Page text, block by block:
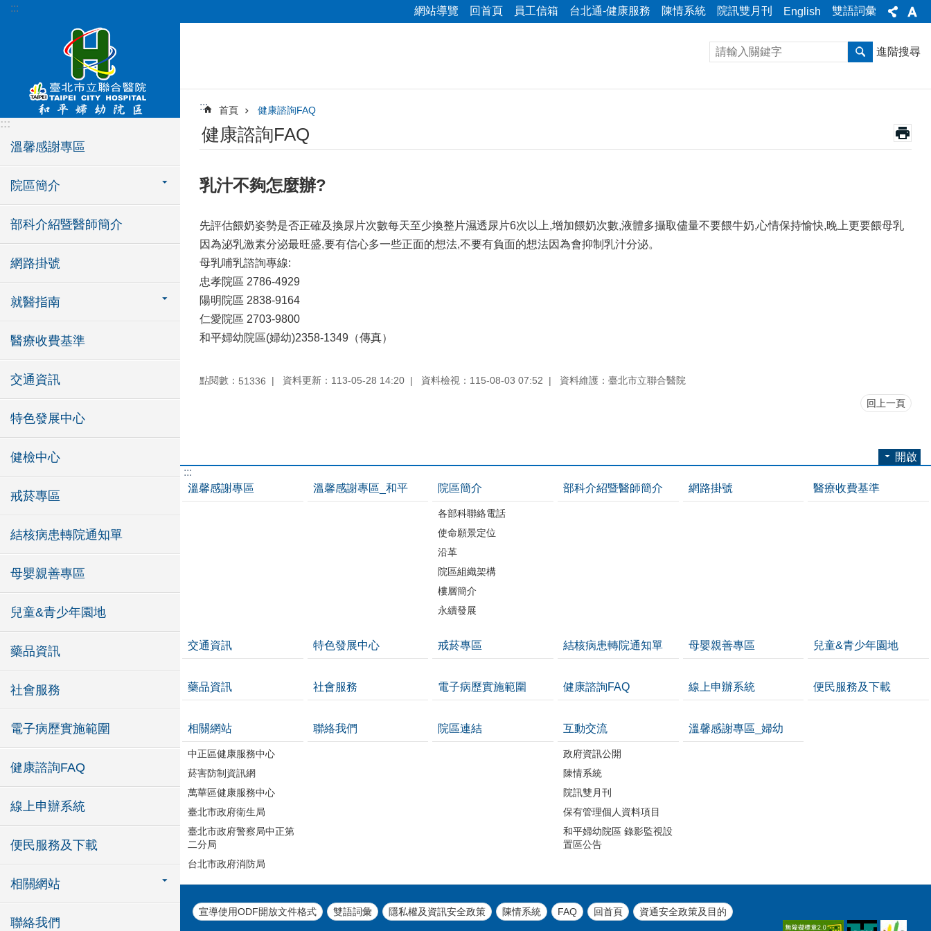
跳到主要內容區塊
::: 網站導覽 回首頁 員工信箱 台北通-健康服務 陳情系統 院訊雙月刊 English 雙語詞彙
:::
溫馨感謝專區
院區簡介
部科介紹暨醫師簡介
網路掛號
就醫指南
醫療收費基準
交通資訊
特色發展中心
健檢中心
戒菸專區
結核病患轉院通知單
母嬰親善專區
兒童&青少年園地
藥品資訊
社會服務
電子病歷實施範圍
健康諮詢FAQ
線上申辦系統
便民服務及下載
相關網站
聯絡我們
進階搜尋
::: 首頁 健康諮詢FAQ
健康諮詢FAQ
乳汁不夠怎麼辦?
先評估餵奶姿勢是否正確及換尿片次數每天至少換整片濕透尿片6次以上,增加餵奶次數,液體多攝取儘量不要餵牛奶,心情保持愉快,晚上更要餵母乳
因為泌乳激素分泌最旺盛,要有信心多一些正面的想法,不要有負面的想法因為會抑制乳汁分泌。
母乳哺乳諮詢專線:
忠孝院區 2786-4929
陽明院區 2838-9164
仁愛院區 2703-9800
和平婦幼院區(婦幼)2358-1349（傳真）
點閱數： 51336 資料更新：113-05-28 14:20 資料檢視：115-08-03 07:52 資料維護：臺北市立聯合醫院
回上一頁
開啟
:::
溫馨感謝專區
溫馨感謝專區_和平 院區簡介
各部科聯絡電話
使命願景定位
沿革
院區組織架構
樓層簡介
永續發展
部科介紹暨醫師簡介 網路掛號 醫療收費基準
交通資訊 特色發展中心 戒菸專區 結核病患轉院通知單 母嬰親善專區 兒童&青少年園地
藥品資訊 社會服務 電子病歷實施範圍 健康諮詢FAQ 線上申辦系統 便民服務及下載
相關網站
中正區健康服務中心
菸害防制資訊網
萬華區健康服務中心
臺北市政府衛生局
臺北市政府警察局中正第
二分局
台北市政府消防局
聯絡我們 院區連結 互動交流
政府資訊公開
陳情系統
院訊雙月刊
保有管理個人資料項目
和平婦幼院區 錄影監視設
置區公告
溫馨感謝專區_婦幼
宣導使用ODF開放文件格式 雙語詞彙 隱私權及資訊安全政策 陳情系統 FAQ 回首頁 資通安全政策及目的